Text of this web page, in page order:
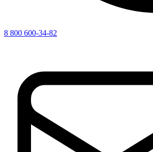
8 800 600-34-82